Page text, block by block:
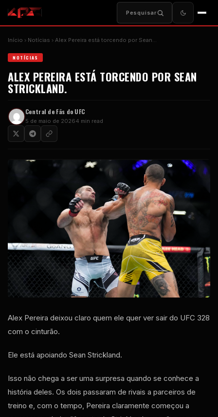
Pesquisar
Início Notícias Alex Pereira está torcendo por Sean…
NOTÍCIAS
ALEX PEREIRA ESTÁ TORCENDO POR SEAN
STRICKLAND.
Central de Fãs do UFC
5 de maio de 20264 min read
Alex Pereira deixou claro quem ele quer ver sair do UFC 328
com o cinturão.
Ele está apoiando Sean Strickland.
Isso não chega a ser uma surpresa quando se conhece a
história deles. Os dois passaram de rivais a parceiros de
treino e, com o tempo, Pereira claramente começou a